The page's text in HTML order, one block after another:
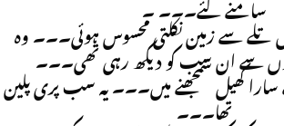
سامنے کئے۔۔۔ ۔
تلے سے زمین نکلتی محسوس ہوئی۔۔۔ وہ
سے ان سب کو دیکھ رہی تھی۔۔۔
سارا کھیل سمجھنے میں۔۔۔ یہ سب پری پلین
تھا۔۔۔